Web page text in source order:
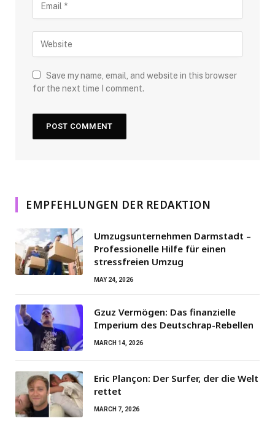
Save my name, email, and website in this browser
for the next time I comment.
EMPFEHLUNGEN DER REDAKTION
Umzugsunternehmen Darmstadt –
Professionelle Hilfe für einen
stressfreien Umzug
MAY 24, 2026
Gzuz Vermögen: Das finanzielle
Imperium des Deutschrap-Rebellen
MARCH 14, 2026
Eric Plançon: Der Surfer, der die Welt
rettet
MARCH 7, 2026